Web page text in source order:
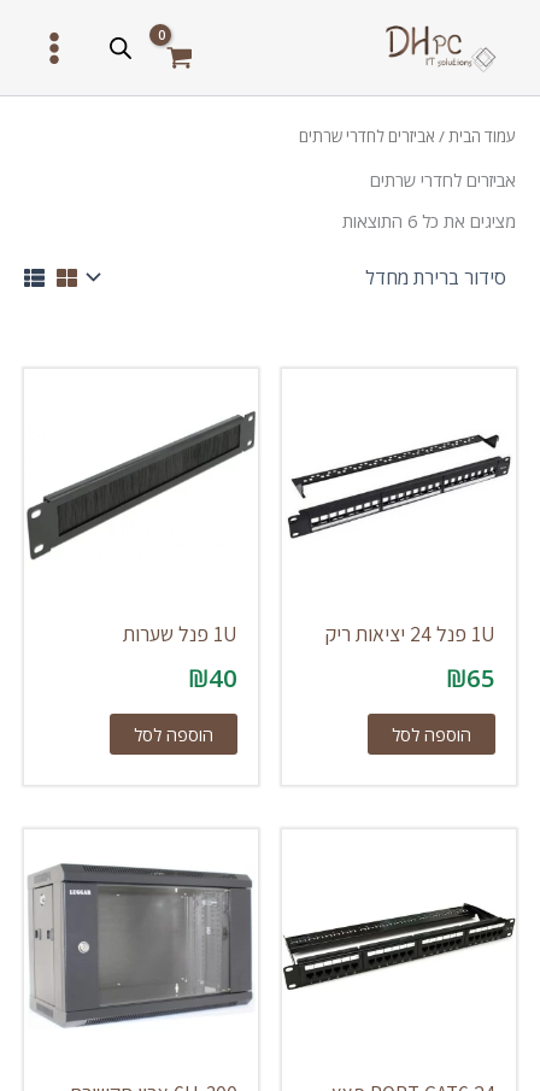
עמוד הבית/ אביזרים לחדרי שרתים
אביזרים לחדרי שרתים
מציגים את כל ⁦6⁩ התוצאות
1U פנל 24 יציאות ריק
₪65
הוספה לסל
1U פנל שערות
₪40
הוספה לסל